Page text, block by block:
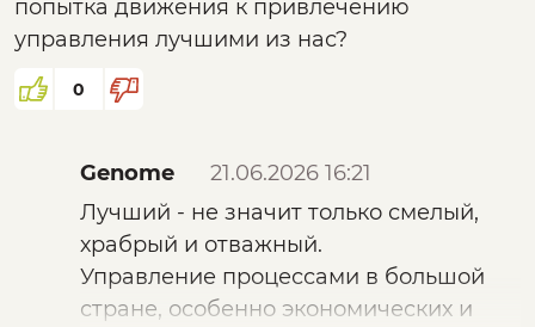
попытка движения к привлечению
управления лучшими из нас?
0
Genome
21.06.2026 16:21
Лучший - не значит только смелый,
храбрый и отважный.
Управление процессами в большой
стране, особенно экономических и